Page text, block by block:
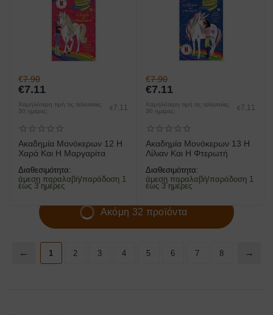
€7.90
€7.11
Χαμηλότερη τιμή τις τελευταίες
30 ημέρες:
€ 7.11
Ακαδημία Μονόκερων 12 Η
Χαρά Και Η Μαργαρίτα
Διαθεσιμότητα:
άμεση παραλαβή/παράδοση 1
έως 3 ημέρες
€7.90
€7.11
Χαμηλότερη τιμή τις τελευταίες
30 ημέρες:
€ 7.11
Ακαδημία Μονόκερων 13 Η
Λίλιαν Και Η Φτερωτή
Διαθεσιμότητα:
άμεση παραλαβή/παράδοση 1
έως 3 ημέρες
Ακόμη 32 προϊόντα
1 2 3 4 5 6 7 8